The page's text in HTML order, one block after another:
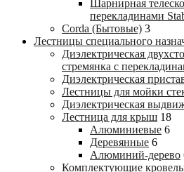
Шарнирная
перекладинами
Corda (Бытовые) 3
Лестницы специального
Диэлектрическая
стремянка с
Диэлектрическая
Лестницы для мойки
Диэлектрическая
Лестница для крыш 18
Алюминиевые 6
Деревянные 6
Алюминий-дерево
Комплектующие